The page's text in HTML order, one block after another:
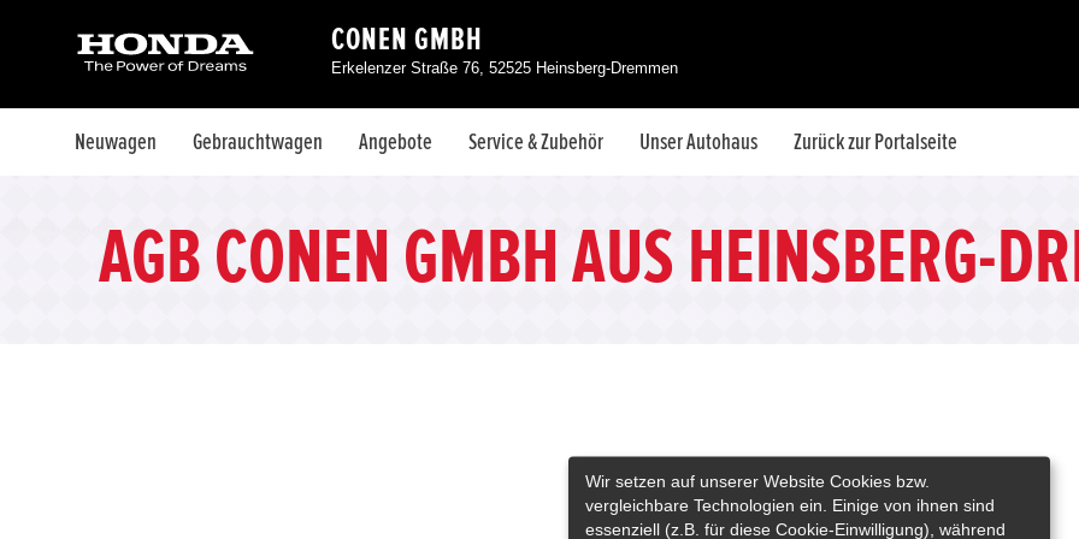
CONEN GMBH
Erkelenzer Straße 76, 52525 Heinsberg-Dremmen
Neuwagen Gebrauchtwagen Angebote Service & Zubehör Unser Autohaus Zurück zur Portalseite
AGB CONEN GMBH AUS HEINSBERG-
Wir setzen auf unserer Website Cookies bzw.
vergleichbare Technologien ein. Einige von ihnen sind
essenziell (z.B. für diese Cookie-Einwilligung), während